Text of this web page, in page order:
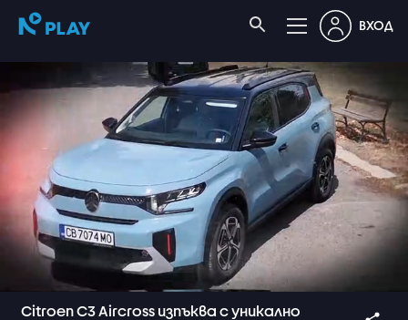
ВХОД
Citroen C3 Aircross изпъква с уникално